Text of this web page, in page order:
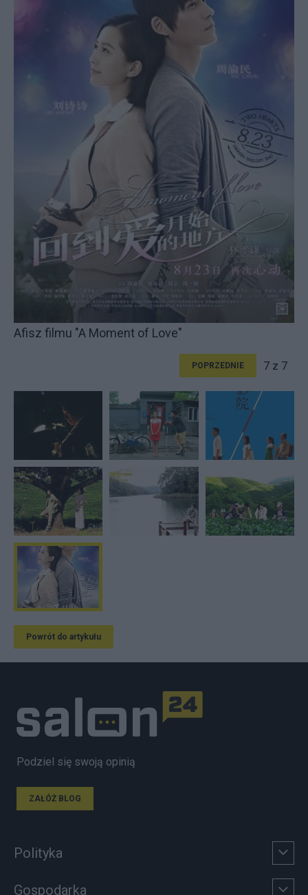
Afisz filmu "A Moment of Love"
POPRZEDNIE 7 z 7
Powrót do artykułu
Podziel się swoją opinią
ZAŁÓŻ BLOG
Polityka
Gospodarka